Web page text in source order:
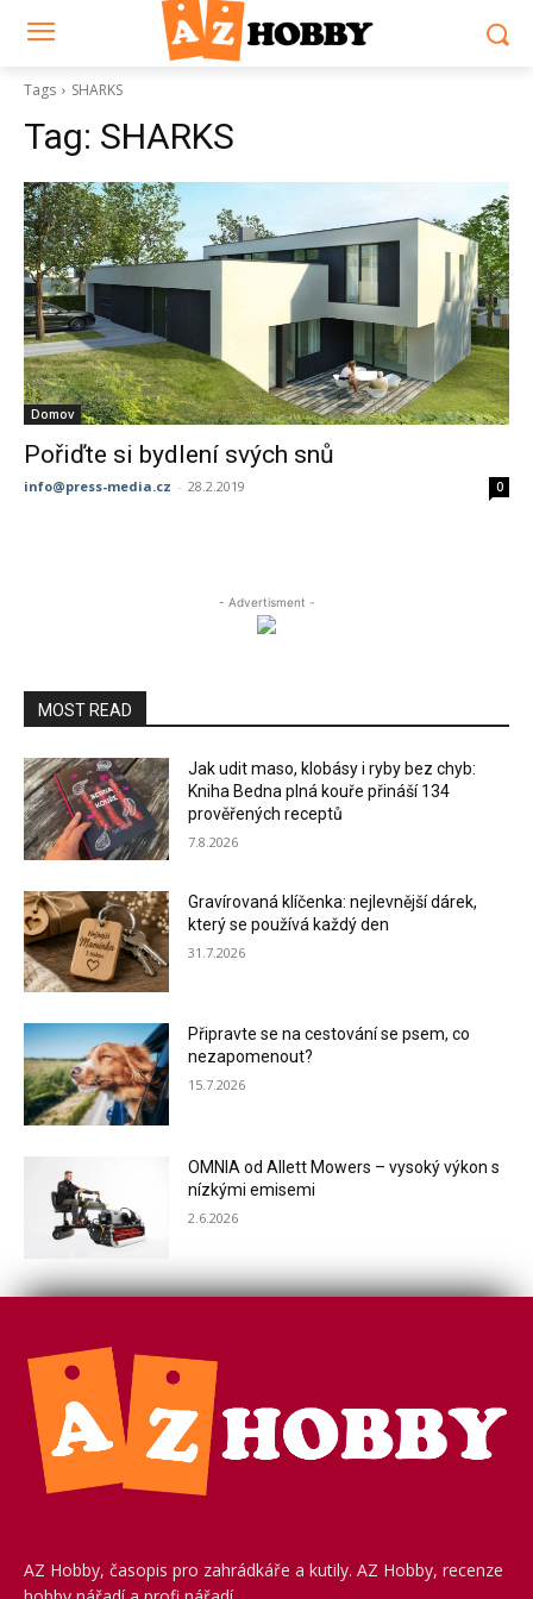
Tags SHARKS
Tag: SHARKS
Domov
Pořiďte si bydlení svých snů
info@press-media.cz - 28.2.2019 0
- Advertisment -
MOST READ
Jak udit maso, klobásy i ryby bez chyb:
Kniha Bedna plná kouře přináší 134
prověřených receptů
7.8.2026
Gravírovaná klíčenka: nejlevnější dárek,
který se používá každý den
31.7.2026
Připravte se na cestování se psem, co
nezapomenout?
15.7.2026
OMNIA od Allett Mowers – vysoký výkon s
nízkými emisemi
2.6.2026
AZ Hobby, časopis pro zahrádkáře a kutily. AZ Hobby, recenze